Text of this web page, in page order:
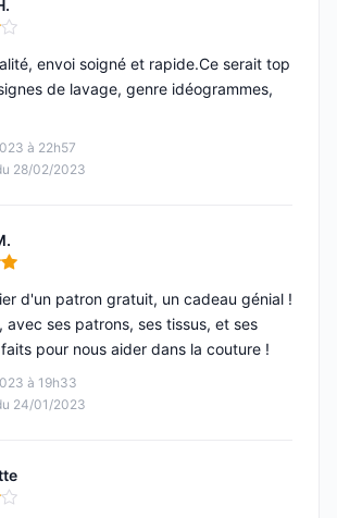
5
à 22h57
28/02/2023
envoi soigné et rapide.Ce serait top
de lavage, genre idéogrammes,
5
à 19h33
24/01/2023
d'un patron gratuit, un cadeau génial !
avec ses patrons, ses tissus, et ses
pour nous aider dans la couture !
5